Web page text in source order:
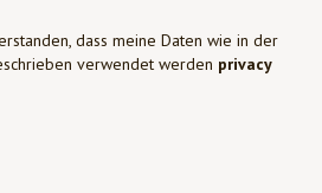
dass meine Daten wie in der
verwendet werden privacy